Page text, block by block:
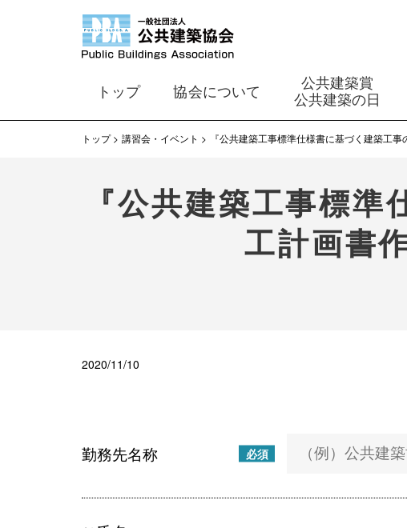
トップ 協会について
公共建築賞
公共建築の日
トップ 講習会・イベント 『公共建築工事標準仕様書に基づく建築工
『公共建築工事標
工計画書
2020/11/10
勤務先名称 必須